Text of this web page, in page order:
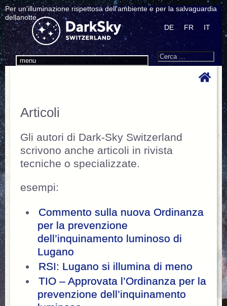
Per un'illuminazione rispettosa dell'ambiente e per la salvaguardia
dellanotte.
menu
DE FR IT
Search
Cerca:
Articoli
Gli autori di Dark-Sky Switzerland
scrivono anche articoli in rivista
tecniche o specializzate.
esempi:
Commento sulla nuova Ordinanza
per la prevenzione
dell’inquinamento luminoso di
Lugano
RSI: Lugano si illumina di meno
TIO – Approvata l’Ordinanza per la
prevenzione dell’inquinamento